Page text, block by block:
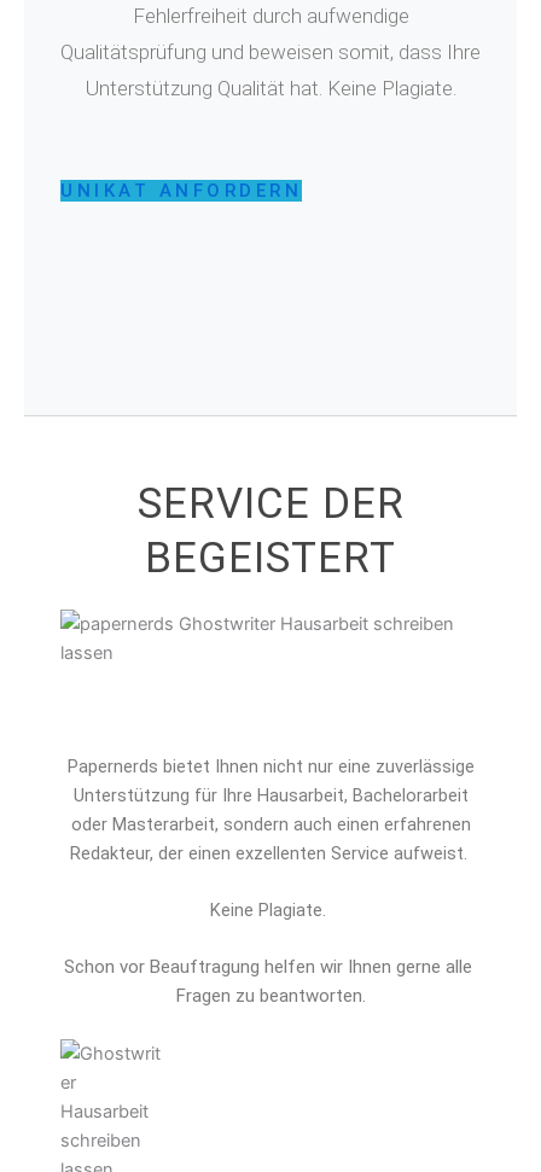
Fehlerfreiheit durch aufwendige
Qualitätsprüfung und beweisen somit, dass Ihre
Unterstützung Qualität hat. Keine Plagiate.
UNIKAT ANFORDERN
SERVICE DER
BEGEISTERT
Papernerds bietet Ihnen nicht nur eine zuverlässige
Unterstützung für Ihre Hausarbeit, Bachelorarbeit
oder Masterarbeit, sondern auch einen erfahrenen
Redakteur, der einen exzellenten Service aufweist.
Keine Plagiate.
Schon vor Beauftragung helfen wir Ihnen gerne alle
Fragen zu beantworten.